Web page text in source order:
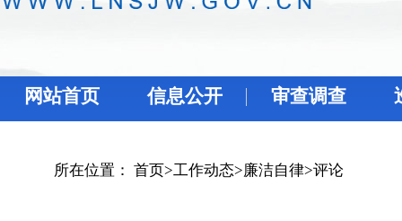
网站首页 信息公开 审查调查
所在位置： 首页>工作动态>廉洁自律>评论